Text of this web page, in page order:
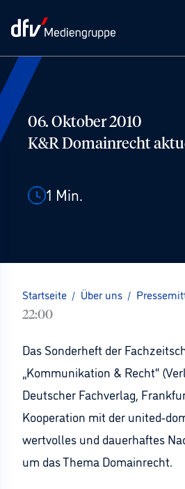
06. Oktober 2010
K&R Domainrecht
1 Min.
Startseite / Über uns /
22:00
Das Sonderheft der
„Kommunikation & Recht“
Deutscher Fachverlag,
Kooperation mit der united-
wertvolles und dauerhaftes
um das Thema Domainrecht.